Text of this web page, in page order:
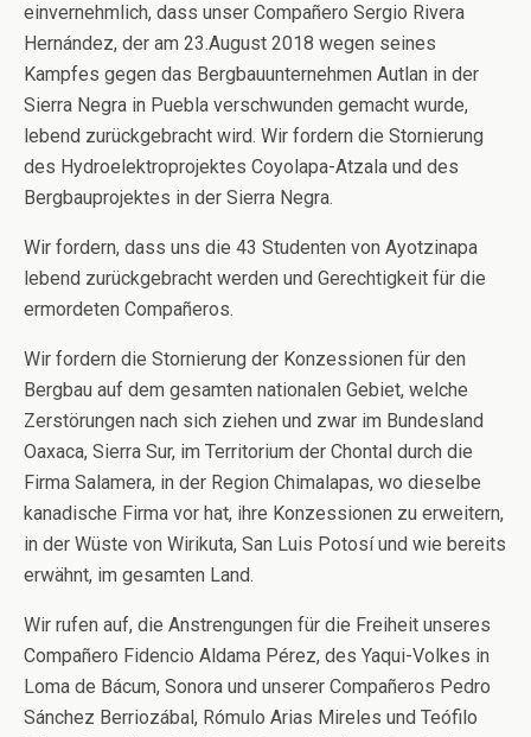
einvernehmlich, dass unser Compañero Sergio Rivera
Hernández, der am 23.August 2018 wegen seines
Kampfes gegen das Bergbauunternehmen Autlan in der
Sierra Negra in Puebla verschwunden gemacht wurde,
lebend zurückgebracht wird. Wir fordern die Stornierung
des Hydroelektroprojektes Coyolapa-Atzala und des
Bergbauprojektes in der Sierra Negra.
Wir fordern, dass uns die 43 Studenten von Ayotzinapa
lebend zurückgebracht werden und Gerechtigkeit für die
ermordeten Compañeros.
Wir fordern die Stornierung der Konzessionen für den
Bergbau auf dem gesamten nationalen Gebiet, welche
Zerstörungen nach sich ziehen und zwar im Bundesland
Oaxaca, Sierra Sur, im Territorium der Chontal durch die
Firma Salamera, in der Region Chimalapas, wo dieselbe
kanadische Firma vor hat, ihre Konzessionen zu erweitern,
in der Wüste von Wirikuta, San Luis Potosí und wie bereits
erwähnt, im gesamten Land.
Wir rufen auf, die Anstrengungen für die Freiheit unseres
Compañero Fidencio Aldama Pérez, des Yaqui-Volkes in
Loma de Bácum, Sonora und unserer Compañeros Pedro
Sánchez Berriozábal, Rómulo Arias Mireles und Teófilo